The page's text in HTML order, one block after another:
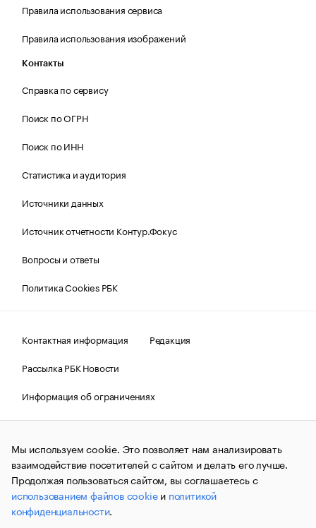
Правила использования сервиса
Правила использования изображений
Контакты
Справка по сервису
Поиск по ОГРН
Поиск по ИНН
Статистика и аудитория
Источники данных
Источник отчетности Контур.Фокус
Вопросы и ответы
Политика Cookies РБК
Контактная информация
Редакция
Рассылка РБК Новости
Информация об ограничениях
Правовая информация
О соблюдении авторских прав
© АО «РОСБИЗНЕСКОНСАЛТИНГ»,1995–2026.Сообщения
и материалы информационного агентства «РБК»
(зарегистрировано Федеральной службой по надзору в сфере
связи, информационных технологий и массовых
коммуникаций (Роскомнадзор) 09.12.2015 за номером ИА
№ФС77-63848) сопровождаются пометкой «РБК». Отдельные
публикации могут содержать информацию,
Мы используем cookie. Это позволяет нам анализировать
взаимодействие посетителей с сайтом и делать его лучше.
Продолжая пользоваться сайтом, вы соглашаетесь с
использованием файлов cookieи политикой
конфиденциальности.